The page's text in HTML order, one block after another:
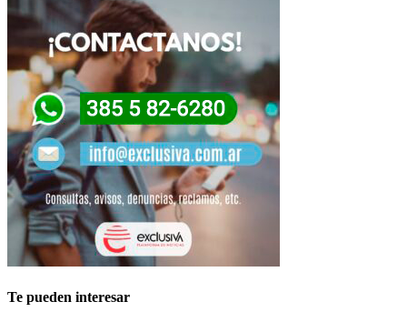
Te pueden interesar